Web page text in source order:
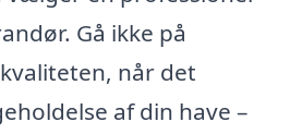
Gå ikke på
når det
af din have –